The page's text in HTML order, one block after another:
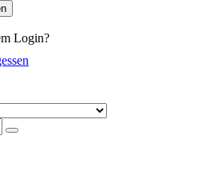
Login?